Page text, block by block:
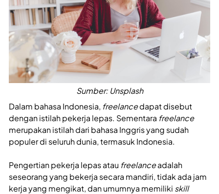
Sumber: Unsplash
Dalam bahasa Indonesia, freelancedapat disebut
dengan istilah pekerja lepas. Sementara freelance
merupakan istilah dari bahasa Inggris yang sudah
populer di seluruh dunia, termasuk Indonesia.
Pengertian pekerja lepas atau freelanceadalah
seseorang yang bekerja secara mandiri, tidak ada jam
kerja yang mengikat, dan umumnya memiliki skill